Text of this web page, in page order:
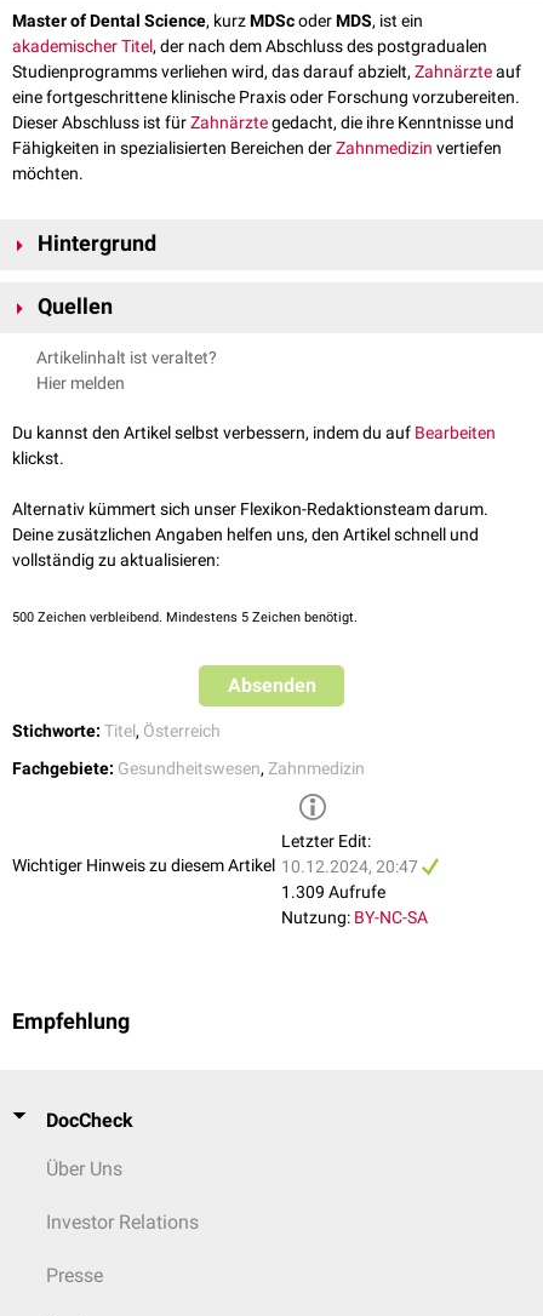
Master of Dental Science, kurzMDScoderMDS, ist ein
akademischer Titel, der nach dem Abschluss des postgradualen
Studienprogramms verliehen wird, das darauf abzielt, Zahnärzteauf
eine fortgeschrittene klinische Praxis oder Forschung vorzubereiten.
Dieser Abschluss ist fürZahnärztegedacht, die ihre Kenntnisse und
Fähigkeiten in spezialisierten Bereichen derZahnmedizin vertiefen
möchten.
Hintergrund
verschiedenen Fachgebieten wie
Programm umfasst in der Regel eine Kombination aus
Lehrveranstaltungen, klinischen Rotationen und Forschungsprojekten.
Quellen
https://www.uthsc.edu/graduate-health-
sciences/programs/mds.php
abgerufen am 10.05.2024
Artikelinhalt ist veraltet?
Hier melden
Du kannst den Artikel selbst verbessern, indem du auf Bearbeiten
klickst.
Alternativ kümmert sich unser Flexikon-Redaktionsteam darum.
Deine zusätzlichen Angaben helfen uns, den Artikel schnell und
vollständig zu aktualisieren:
500 Zeichen verbleibend. Mindestens 5 Zeichen benötigt.
Absenden
Stichworte: Titel, Österreich
Fachgebiete: Gesundheitswesen, Zahnmedizin
Wichtiger Hinweis zu diesem Artikel
Letzter Edit:
10.12.2024, 20:47
1.309 Aufrufe
Nutzung: BY-NC-SA
Empfehlung
DocCheck
Über Uns
Investor Relations
Presse